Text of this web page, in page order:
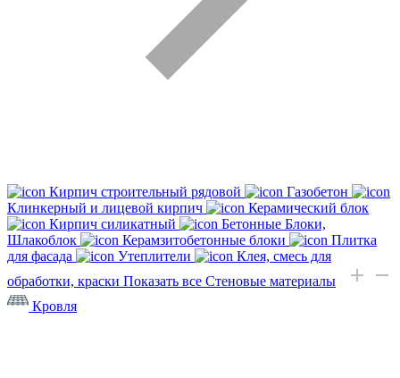
Кирпич строительный рядовой
Газобетон
Клинкерный и лицевой кирпич
Керамический блок
Кирпич силикатный
Бетонные Блоки,
Шлакоблок
Керамзитобетонные блоки
Плитка
для фасада
Утеплители
Клея, смесь для
обработки, краски Показать все Стеновые материалы
Кровля